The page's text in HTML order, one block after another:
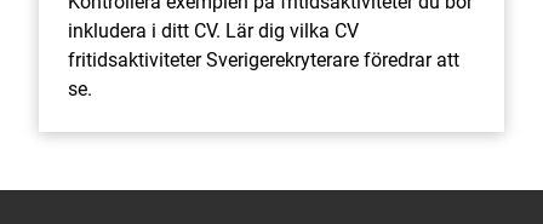
inkludera i ditt CV. Lär dig vilka CV
fritidsaktiviteter Sverigerekryterare föredrar att
se.